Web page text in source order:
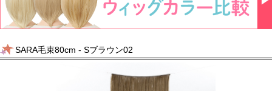
SARA毛束80cm - Sブラウン02